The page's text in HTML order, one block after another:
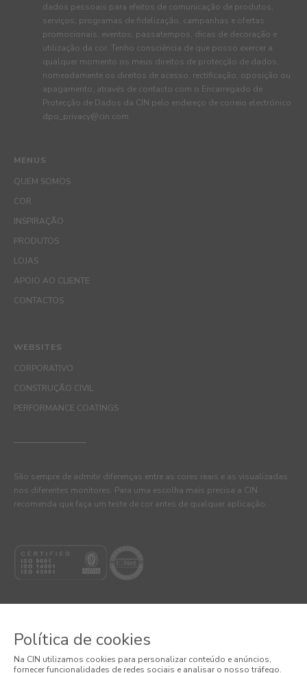
MENUS
QUEM SOMOS
COR
INSPIRAÇÃO
PRODUTOS
LOJAS
APOIO AO CLIENTE
CONTACTOS
dados pessoais para efeitos de comunicação de produtos,
serviços, programas de fidelização, campanhas e ofertas
promocionais, eventos, passatempos, dicas de decoração e
utilização da cor. Tenho consciência de que posso exercer a
qualquer momento os meus direitos de protecção de dados,
nomeadamente os direitos de acesso, rectificação, oposição ou
apagamento, através de contacto com o Encarregado de
Protecção de Dados da CIN pelo endereço de correio electrónico
dpo_privacy@cin.com
WEBSITES
CORPORATIVO
CONSTRUÇÃO CIVIL
PERFORMANCE COATINGS
São sempre de admitir diferenças entre as cores reais e as visualizadas
nos diferentes monitores. Para uma escolha mais precisa a CIN
recomenda que faça um teste de cor antes de qualquer aplicação.
Política de cookies
Na CIN utilizamos cookies para personalizar conteúdo e anúncios,
fornecer funcionalidades de redes sociais e analisar o nosso tráfego.